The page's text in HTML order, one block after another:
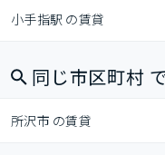
小手指駅 の賃貸
同じ市区町村
所沢市 の賃貸